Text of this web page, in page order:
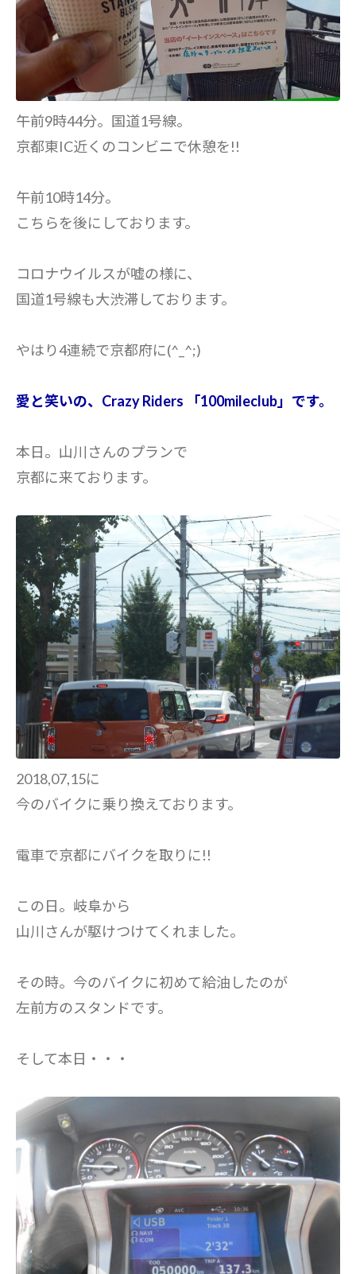
午前9時44分。国道1号線。
京都東IC近くのコンビニで休憩を!!
午前10時14分。
こちらを後にしております。
コロナウイルスが嘘の様に、
国道1号線も大渋滞しております。
やはり4連続で京都府に(^_^;)
愛と笑いの、Crazy Riders 「100mileclub」です。
本日。山川さんのプランで
京都に来ております。
2018,07,15に
今のバイクに乗り換えております。
電車で京都にバイクを取りに!!
この日。岐阜から
山川さんが駆けつけてくれました。
その時。今のバイクに初めて給油したのが
左前方のスタンドです。
そして本日・・・